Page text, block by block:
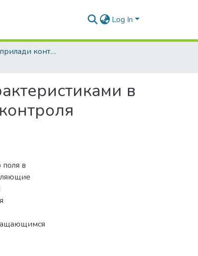
Log In
Методи та прилади контролю якості - 2006 - №17
в
в